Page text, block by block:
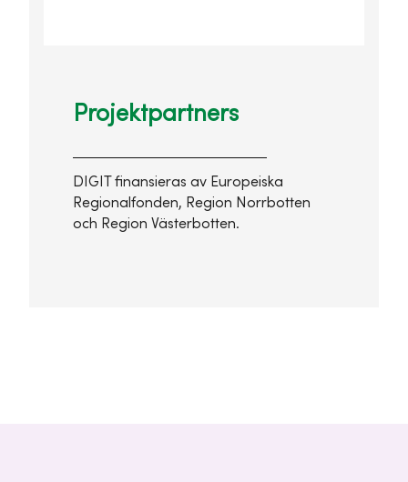
Projektpartners
DIGIT finansieras av Europeiska
Regionalfonden, Region Norrbotten
och Region Västerbotten.